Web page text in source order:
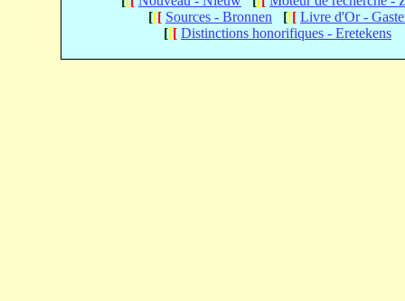
[[[ Sources - Bronnen [[[ Livre d'Or -
[[[ Distinctions honorifiques - Eretekens